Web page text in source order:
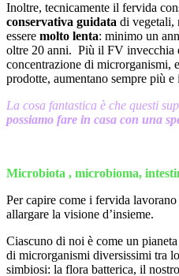
Inoltre, tecnicamente il fervida
conservativa guidata di vegetali,
essere molto lenta: minimo un
oltre 20 anni. Più il FV invecchia
concentrazione di microrganismi,
prodotte, aumentano sempre più e
La cosa fantastica è che questi
possiamo fare in casa con una
Microbiota , microbioma,
Per capire come i fervida
allargare la visione d’insieme.
Ciascuno di noi è come un
di microrganismi diversissimi tra
simbiosi: la flora batterica, il nostro